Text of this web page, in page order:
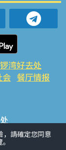
湾好去处
会 餐厅情报
好去处 社会
請確定您同意